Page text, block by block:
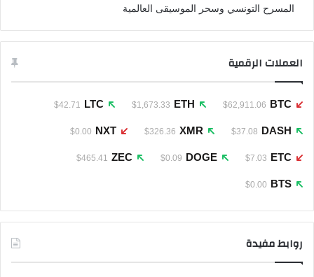
المسرح التونسي وسحر الموسيقى العالمية
العملات الرقمية
BTC
$62,911.06
ETH
$1,673.33
LTC
$42.71
DASH
$37.08
XMR
$326.36
NXT
$0.00
ETC
$7.03
DOGE
$0.09
ZEC
$465.41
BTS
$0.00
روابط مفيدة